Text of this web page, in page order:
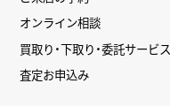
オンライン相談
買取り・下取り・委託サービス
査定お申込み